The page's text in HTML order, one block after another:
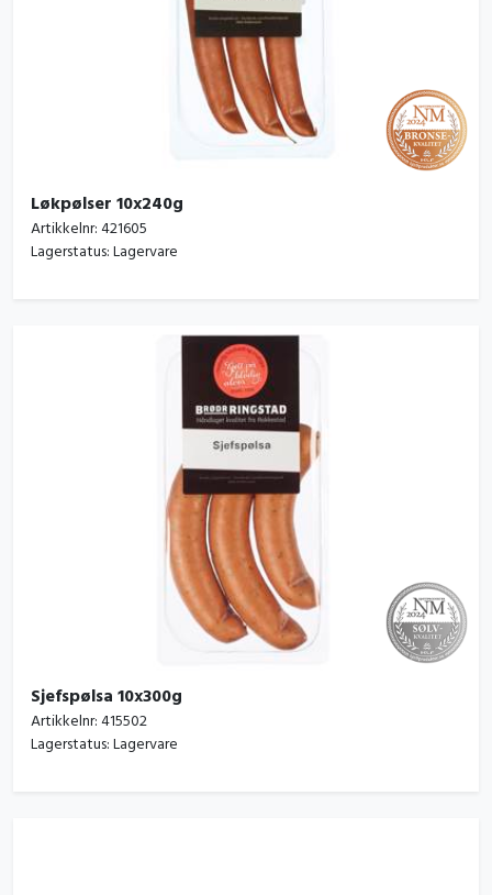
Løkpølser 10x240g
Artikkelnr:421605
Lagerstatus:Lagervare
Sjefspølsa 10x300g
Artikkelnr:415502
Lagerstatus:Lagervare